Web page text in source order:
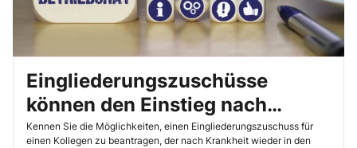
Eingliederungszuschüsse
können den Einstieg nach
Krankheit erleichtern
Kennen Sie die Möglichkeiten, einen Eingliederungszuschuss für
einen Kollegen zu beantragen, der nach Krankheit wieder in den